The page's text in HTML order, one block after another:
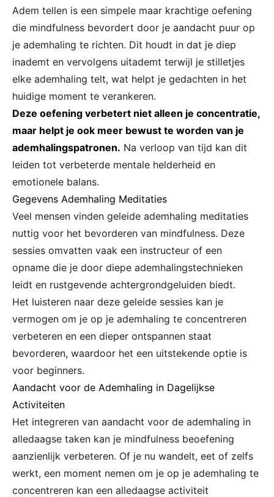
Adem tellen is een simpele maar krachtige oefening
die mindfulness bevordert door je aandacht puur op
je ademhaling te richten. Dit houdt in dat je diep
inademt en vervolgens uitademt terwijl je stilletjes
elke ademhaling telt, wat helpt je gedachten in het
huidige moment te verankeren.
Deze oefening verbetert niet alleen je concentratie,
maar helpt je ook meer bewust te worden van je
ademhalingspatronen. Na verloop van tijd kan dit
leiden tot verbeterde mentale helderheid en
emotionele balans.
Gegevens Ademhaling Meditaties
Veel mensen vinden geleide ademhaling meditaties
nuttig voor het bevorderen van mindfulness. Deze
sessies omvatten vaak een instructeur of een
opname die je door diepe ademhalingstechnieken
leidt en rustgevende achtergrondgeluiden biedt.
Het luisteren naar deze geleide sessies kan je
vermogen om je op je ademhaling te concentreren
verbeteren en een dieper ontspannen staat
bevorderen, waardoor het een uitstekende optie is
voor beginners.
Aandacht voor de Ademhaling in Dagelijkse
Activiteiten
Het integreren van aandacht voor de ademhaling in
alledaagse taken kan je mindfulness beoefening
aanzienlijk verbeteren. Of je nu wandelt, eet of zelfs
werkt, een moment nemen om je op je ademhaling te
concentreren kan een alledaagse activiteit